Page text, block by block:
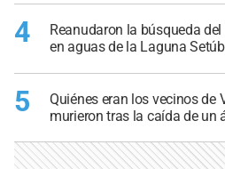
4
Reanudaron la búsqueda
en aguas de la Laguna
5
Quiénes eran los vecinos de
murieron tras la caída de un